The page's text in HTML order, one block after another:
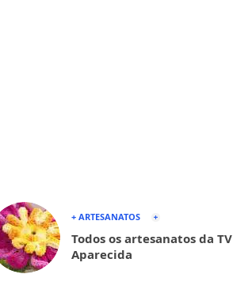
+ ARTESANATOS
Todos os artesanatos da TV
Aparecida